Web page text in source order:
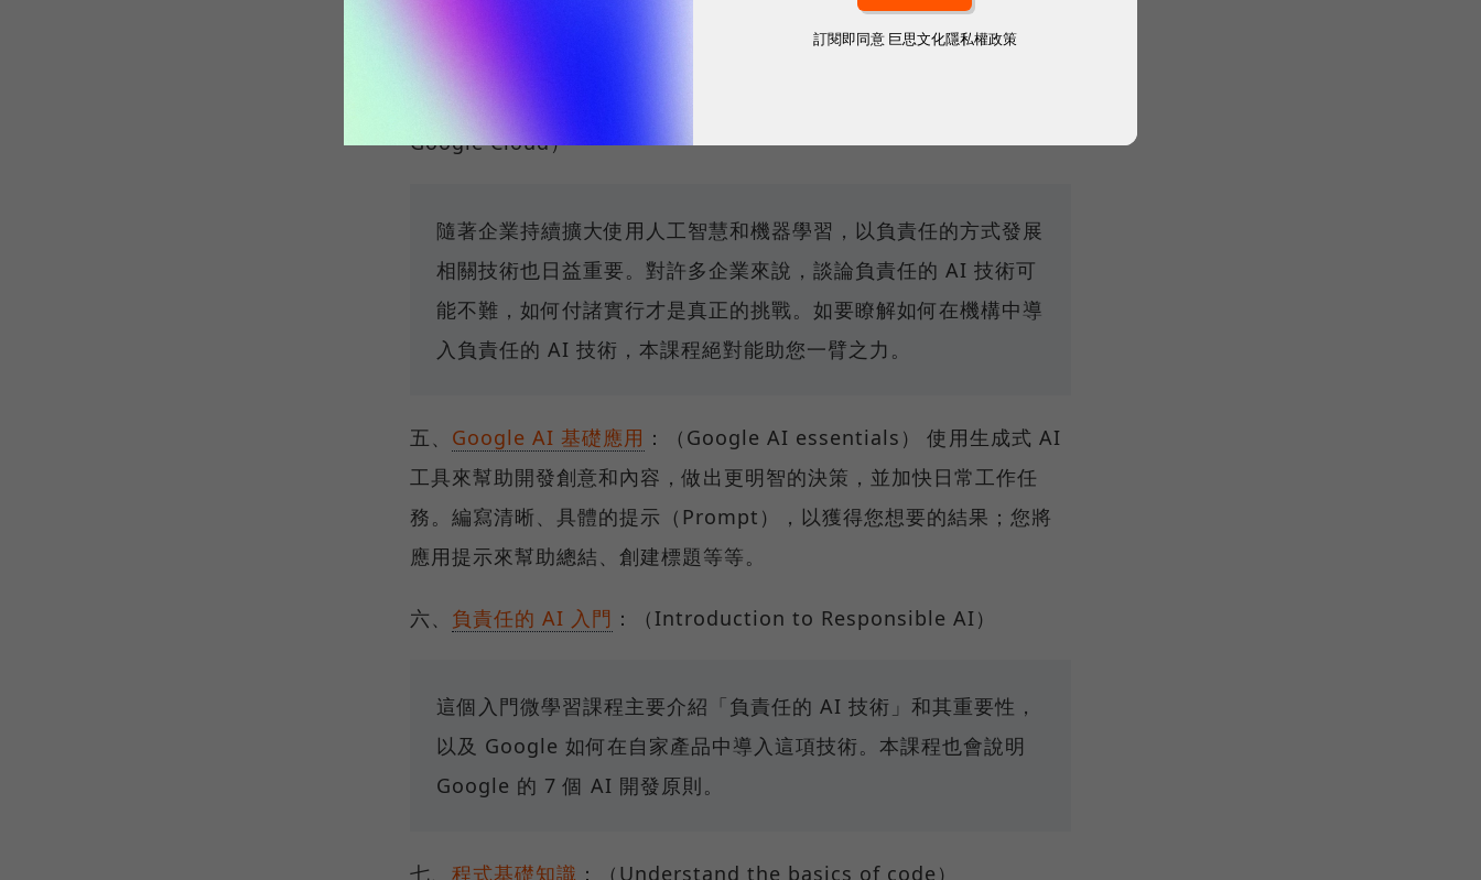
的一些重要技術的基礎。本課程將說明機器學習背後的核心概念。
四、 Google Cloud上的AI實踐
Google Cloud）
隨著企業持續擴大使用人工智慧和機器學習，以負責任的方式發展
相關技術也日益重要。對許多企業來說，談論負責任的 AI 技術可
能不難，如何付諸實行才是真正的挑戰。如要瞭解如何在機構中導
入負責任的 AI 技術，本課程絕對能助您一臂之力。
五、 Google AI 基礎應用 ：（Google AI essentials） 使用生成式 AI
工具來幫助開發創意和內容，做出更明智的決策，並加快日常工作任
務。編寫清晰、具體的提示（Prompt），以獲得您想要的結果；您將
應用提示來幫助總結、創建標題等等。
六、 負責任的 AI 入門 ：（Introduction to Responsible AI）
這個入門微學習課程主要介紹「負責任的 AI 技術」和其重要性，
以及 Google 如何在自家產品中導入這項技術。本課程也會說明
Google 的 7 個 AI 開發原則。
七、 程式基礎知識 ：（Understand the basics of code）
訂閱即同意 巨思文化隱私權政策